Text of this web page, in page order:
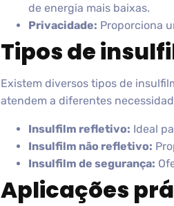
de energia mais baixas.
Privacidade: Proporciona
Tipos de
Existem diversos tipos de
atendem a diferentes
Insulfilm refletivo: Ideal
Insulfilm não refletivo:
Insulfilm de segurança:
Aplicações